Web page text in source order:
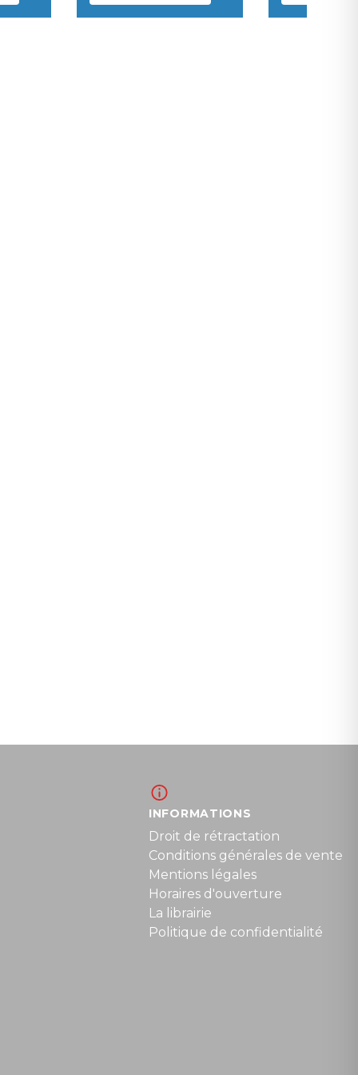
INFORMATIONS
Droit de rétractation
Conditions générales de vente
Mentions légales
Horaires d'ouverture
La librairie
Politique de confidentialité